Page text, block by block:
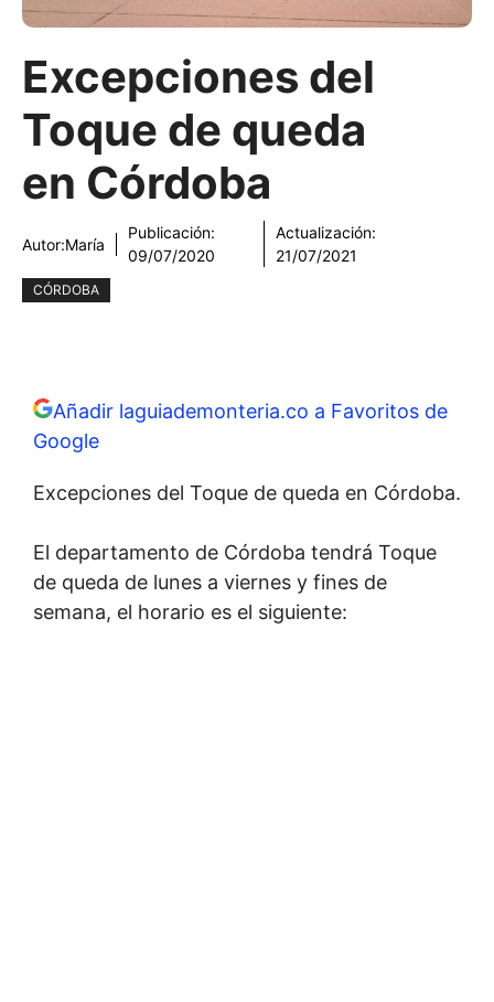
Excepciones del
Toque de queda
en Córdoba
Autor:María
Publicación:
09/07/2020
Actualización:
21/07/2021
CÓRDOBA
Añadir laguiademonteria.co a Favoritos de
Google
Excepciones del Toque de queda en Córdoba.
El departamento de Córdoba tendrá Toque
de queda de lunes a viernes y fines de
semana, el horario es el siguiente: